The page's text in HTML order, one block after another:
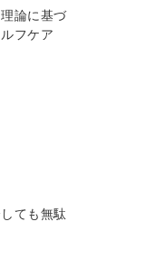
論に基づ
フケア
ても無駄